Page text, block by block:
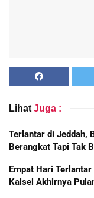
Lihat Juga :
Terlantar di Jeddah,
Berangkat Tapi Tak
Empat Hari
Kalsel Akhirnya